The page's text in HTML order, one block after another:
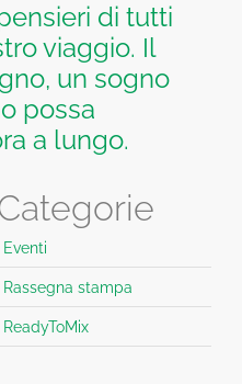
di tutti
viaggio. Il
un sogno
possa
a lungo.
Eventi
Rassegna stampa
ReadyToMix